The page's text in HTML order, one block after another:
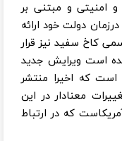
امنیتی و مبتنی بر
دولت خود ارائه
کاخ سفید نیز قرار
است ویرایش جدید
است که اخیرا منتشر
معنادار در این
که در ارتباط